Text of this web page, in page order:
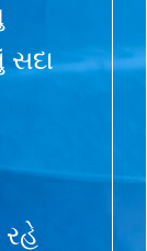
સદા
રહે